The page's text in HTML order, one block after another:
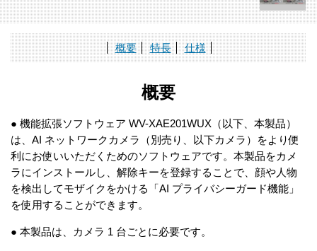
概要 特長 仕様
概要
● 機能拡張ソフトウェア WV-XAE201WUX（以下、本製品）
は、AI ネットワークカメラ（別売り、以下カメラ）をより便
利にお使いいただくためのソフトウェアです。本製品をカメ
ラにインストールし、解除キーを登録することで、顔や人物
を検出してモザイクをかける「AI プライバシーガード機能」
を使用することができます。
● 本製品は、カメラ 1 台ごとに必要です。